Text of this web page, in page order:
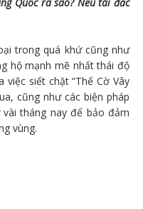
trong quá khứ cũng như
hộ mạnh mẽ nhất thái độ
siết chặt “Thế Cờ Vây
cũng như các biện pháp
tháng nay để bảo đảm
vùng.